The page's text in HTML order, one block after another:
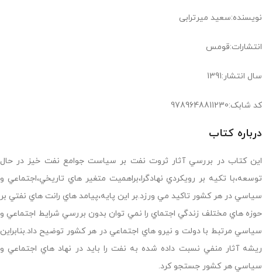
نویسنده:سعید میرترابی
انتشارات:قومس
سال انتشار:1391
کد شابک:9789648811230
درباره کتاب
اين کتاب در بررسي آثار ثروت نفت بر سياست جوامع نفت خيز در حال
توسعه،با تکيه بر رويکردي نهادگرا،براهميت متغير هاي تاريخي،اجتماعي و
سياسي در هر کشور تاکيد مي ورزد.بر اين پايه،پيامد هاي رانت هاي نفتي بر
حوزه هاي مختلف زندگي اجتماي را نمي توان بدون بررسي شرايط اجتماعي و
سياسي مرتبط با دولت و نيرو هاي اجتماعي در هر کشور توضيح داد.بنابراين
ريشه آثار منفي نسبت داده شده به نفت را بايد در نهاد هاي اجتماعي و
سياسي هر کشور جستجو کرد.